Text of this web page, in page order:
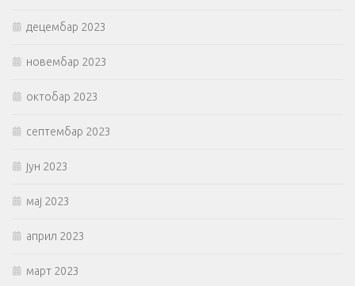
децембар 2023
новембар 2023
октобар 2023
септембар 2023
јун 2023
мај 2023
април 2023
март 2023